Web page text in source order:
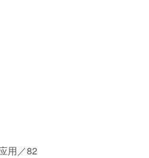
用／82